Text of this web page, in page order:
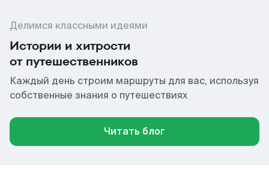
Делимся классными идеями
Истории и хитрости
от путешественников
Каждый день строим маршруты для вас, используя
собственные знания о путешествиях
Читать блог